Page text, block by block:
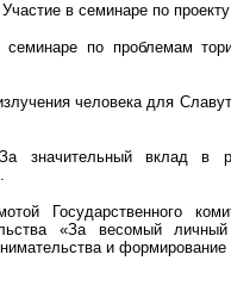
в семинаре по
семинаре по проблемам
человека для
значительный вклад в
Государственного
«За весомый
и